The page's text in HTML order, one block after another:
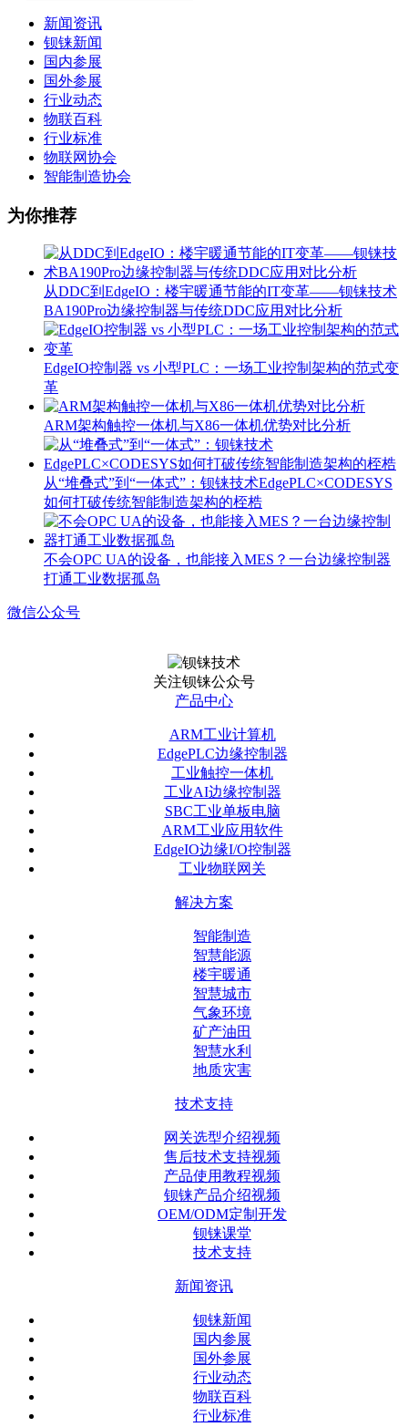
新闻资讯
钡铼新闻
国内参展
国外参展
行业动态
物联百科
行业标准
物联网协会
智能制造协会
为你推荐
从DDC到EdgeIO：楼宇暖通节能的IT变革——钡铼技术
BA190Pro边缘控制器与传统DDC应用对比分析
EdgeIO控制器 vs 小型PLC：一场工业控制架构的范式变
革
ARM架构触控一体机与X86一体机优势对比分析
从“堆叠式”到“一体式”：钡铼技术EdgePLC×CODESYS
如何打破传统智能制造架构的桎梏
不会OPC UA的设备，也能接入MES？一台边缘控制器
打通工业数据孤岛
微信公众号
关注钡铼公众号
产品中心
ARM工业计算机
EdgePLC边缘控制器
工业触控一体机
工业AI边缘控制器
SBC工业单板电脑
ARM工业应用软件
EdgeIO边缘I/O控制器
工业物联网关
解决方案
智能制造
智慧能源
楼宇暖通
智慧城市
气象环境
矿产油田
智慧水利
地质灾害
技术支持
网关选型介绍视频
售后技术支持视频
产品使用教程视频
钡铼产品介绍视频
OEM/ODM定制开发
钡铼课堂
技术支持
新闻资讯
钡铼新闻
国内参展
国外参展
行业动态
物联百科
行业标准